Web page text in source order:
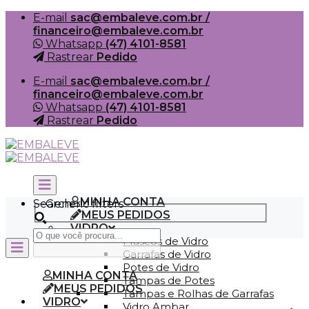
Skip
content
E-mail sac@embaleve.com.br /
financeiro@embaleve.com.br
Whatsapp (47) 4101-8581
Rastrear Pedido
E-mail sac@embaleve.com.br /
financeiro@embaleve.com.br
Whatsapp (47) 4101-8581
Rastrear Pedido
MINHA CONTA
MEUS PEDIDOS
VIDRO
Frascos de Vidro
Garrafas de Vidro
Potes de Vidro
Tampas de Potes
Tampas e Rolhas de Garrafas
Search
Generic filters
MINHA CONTA
MEUS PEDIDOS
VIDRO